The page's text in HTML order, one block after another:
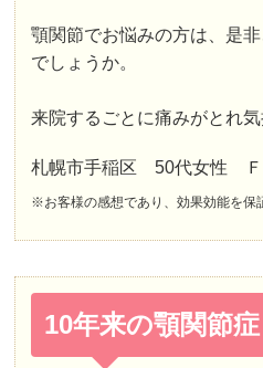
顎関節でお悩みの方は、是
でしょうか。
来院するごとに痛みがとれ
札幌市手稲区 50代女性 Ｆ
※お客様の感想であり、効果効能を保
10年来の顎関節症